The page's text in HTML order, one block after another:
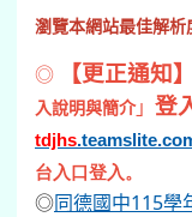
瀏覽本網站最佳解
◎ 【更正通知
入說明與簡介」 登
tdjhs
台入口登入。
◎同德國中115學